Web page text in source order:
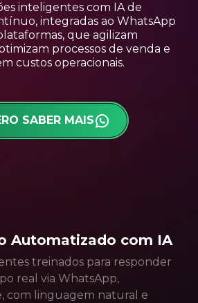
inteligentes com IA de
integradas ao WhatsApp
que agilizam
processos de venda e
custos operacionais.
SABER MAIS
Automatizado com IA
treinados para responder
real via WhatsApp,
com linguagem natural e